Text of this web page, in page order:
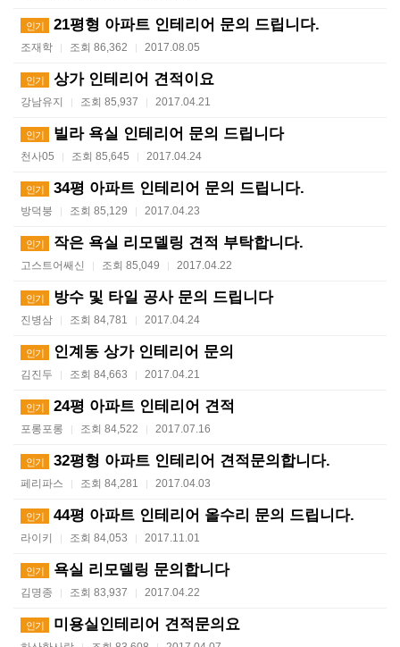
인기 21평형 아파트 인테리어 문의 드립니다.
조재학 | 조회 86,362 | 2017.08.05
인기 상가 인테리어 견적이요
강남유지 | 조회 85,937 | 2017.04.21
인기 빌라 욕실 인테리어 문의 드립니다
천사05 | 조회 85,645 | 2017.04.24
인기 34평 아파트 인테리어 문의 드립니다.
방덕붕 | 조회 85,129 | 2017.04.23
인기 작은 욕실 리모델링 견적 부탁합니다.
고스트어쌔신 | 조회 85,049 | 2017.04.22
인기 방수 및 타일 공사 문의 드립니다
진병삼 | 조회 84,781 | 2017.04.24
인기 인계동 상가 인테리어 문의
김진두 | 조회 84,663 | 2017.04.21
인기 24평 아파트 인테리어 견적
포롱포롱 | 조회 84,522 | 2017.07.16
인기 32평형 아파트 인테리어 견적문의합니다.
페리파스 | 조회 84,281 | 2017.04.03
인기 44평 아파트 인테리어 올수리 문의 드립니다.
라이키 | 조회 84,053 | 2017.11.01
인기 욕실 리모델링 문의합니다
김명종 | 조회 83,937 | 2017.04.22
인기 미용실인테리어 견적문의요